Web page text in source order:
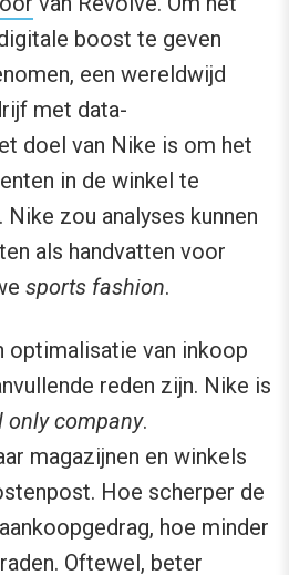
boost te geven
een wereldwijd
met data-
doel van Nike is om het
in de winkel te
zou analyses kunnen
als handvatten voor
sports fashion.
optimalisatie van inkoop
reden zijn. Nike is
only company.
magazijnen en winkels
Hoe scherper de
hoe minder
Oftewel, beter